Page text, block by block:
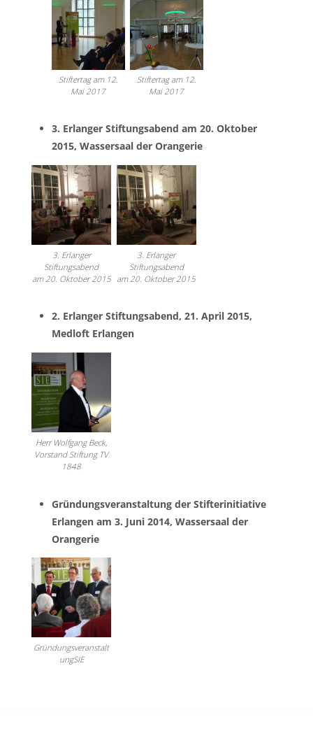
Stiftertag am 12.
Mai 2017
Stiftertag am 12.
Mai 2017
3. Erlanger Stiftungsabend am 20. Oktober
2015, Wassersaal der Orangerie
3. Erlanger
Stiftungsabend
am 20. Oktober 2015
3. Erlanger
Stiftungsabend
am 20. Oktober 2015
2. Erlanger Stiftungsabend, 21. April 2015,
Medloft Erlangen
Herr Wolfgang Beck,
Vorstand Stiftung TV
1848
Gründungsveranstaltung der Stifterinitiative
Erlangen am 3. Juni 2014, Wassersaal der
Orangerie
Gründungsveranstalt
ungSIE